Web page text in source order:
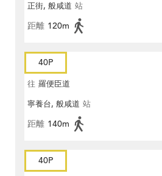
正街, 般咸道 站
距離 120m
40P
往 羅便臣道
寧養台, 般咸道 站
距離 140m
40P